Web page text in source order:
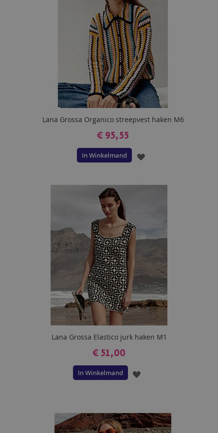
Lana Grossa Organico streepvest haken M6
€ 95,55
In Winkelmand
VOEG
Lana Grossa Elastico jurk haken M1
€ 51,00
In Winkelmand
VOEG
VERLANGLIJST